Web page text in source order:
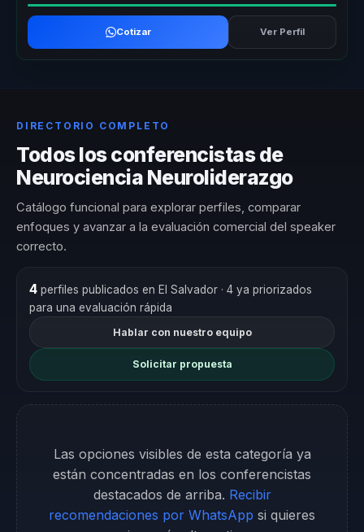
Cotizar Ver Perfil
DIRECTORIO COMPLETO
Todos los conferencistas de
Neurociencia Neuroliderazgo
Catálogo funcional para explorar perfiles, comparar
enfoques y avanzar a la evaluación comercial del speaker
correcto.
4perfiles publicados en El Salvador · 4 ya priorizados
para una evaluación rápida
Hablar con nuestro equipo
Solicitar propuesta
Las opciones visibles de esta categoría ya
están concentradas en los conferencistas
destacados de arriba. Recibir
recomendaciones por WhatsApp si quieres